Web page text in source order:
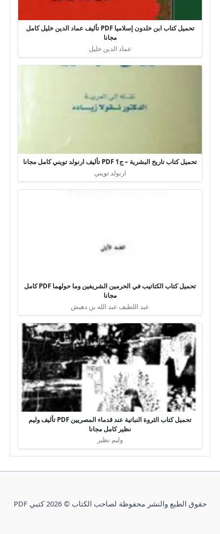
تحميل كتاب ابن خلدون إسلاميا PDF تأليف عماد الدين خليل كامل
مجانا
عماد الدين خليل
تحميل كتاب تاريخ البشرية – ج1 PDF تأليف ارنولد تويني كامل مجانا
ارنولد تويني
تحميل كتاب الكتاتيب في الحرمين الشريفين وما حولهما PDF كامل
مجانا
عبد اللطيف عبد الله بن دهيش
تحميل كتاب الثروة النباتية عند قدماء المصريين PDF تأليف وليم
نظير كامل مجانا
وليم نظير
حقوق الطبع والنشر محفوظة لصاحب الكتاب © 2026 كتبي PDF